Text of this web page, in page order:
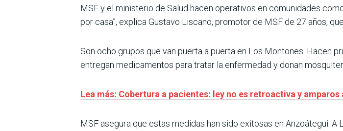
MSF y el ministerio de Salud hacen operativos en comunidades
por casa”, explica Gustavo Liscano, promotor de MSF de 27 años,
Son ocho grupos que van puerta a puerta en Los Montones. Hacen
entregan medicamentos para tratar la enfermedad y donan
Lea más: Cobertura a pacientes: ley no es retroactiva y
MSF asegura que estas medidas han sido exitosas en Anzoátegui.